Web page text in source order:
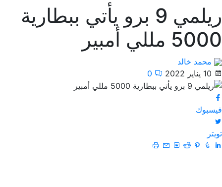
ريلمي 9 برو يأتي ببطارية
5000 مللي أمبير
محمد خالد
10 يناير 2022
0
فيسبوك
تويتر